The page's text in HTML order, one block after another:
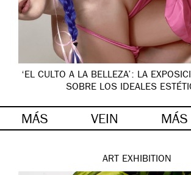
‘EL CULTO A LA BELLEZA’: LA
SOBRE LOS IDEALES
MÁS VEIN MÁS
ART EXHIBITION